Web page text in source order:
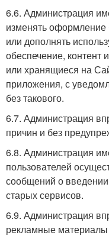
6.6. Администрация
изменять оформление
или дополнять
обеспечение, контент
или хранящиеся на
приложения, с
без такового.
6.7. Администрация
причин и без
6.8. Администрация
пользователей
сообщений о
старых сервисов.
6.9. Администрация
рекламные